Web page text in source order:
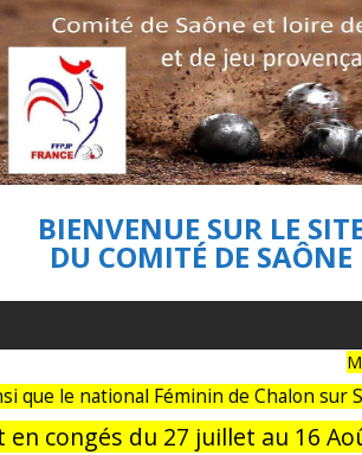
BIENVENUE SUR LE
DU COMITÉ DE SAÔNE
le national Féminin de Chalon sur
congés du 27 juillet au 16 Août